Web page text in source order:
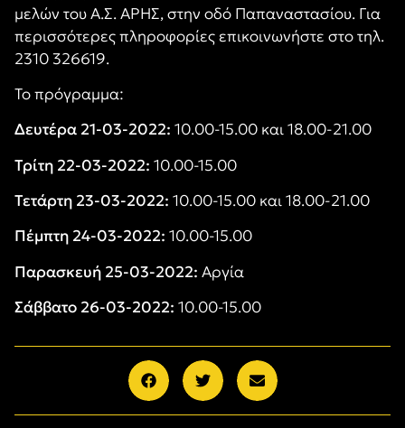
μελών του Α.Σ. ΑΡΗΣ, στην οδό Παπαναστασίου. Για
περισσότερες πληροφορίες επικοινωνήστε στο τηλ.
2310 326619.
Το πρόγραμμα:
Δευτέρα 21-03-2022: 10.00-15.00 και 18.00-21.00
Τρίτη 22-03-2022: 10.00-15.00
Τετάρτη 23-03-2022: 10.00-15.00 και 18.00-21.00
Πέμπτη 24-03-2022: 10.00-15.00
Παρασκευή 25-03-2022: Αργία
Σάββατο 26-03-2022: 10.00-15.00